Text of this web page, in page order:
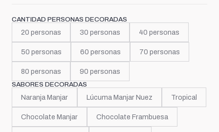
CANTIDAD PERSONAS DECORADAS
20 personas 30 personas 40 personas
50 personas 60 personas 70 personas
80 personas 90 personas
SABORES DECORADAS
Naranja Manjar Lúcuma Manjar Nuez Tropical
Chocolate Manjar Chocolate Frambuesa